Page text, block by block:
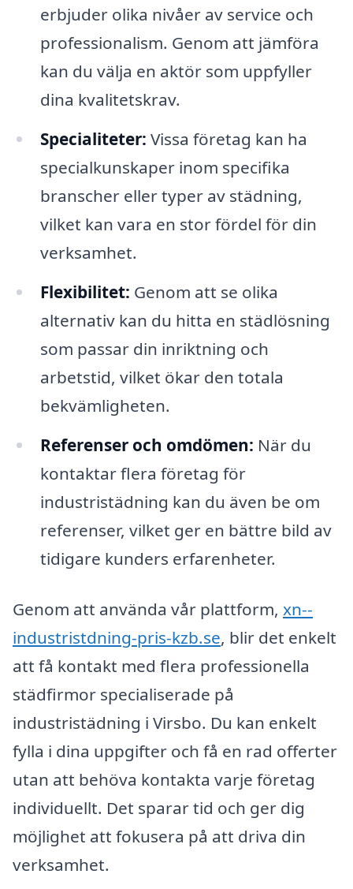
erbjuder olika nivåer av service och
professionalism. Genom att jämföra
kan du välja en aktör som uppfyller
dina kvalitetskrav.
Specialiteter: Vissa företag kan ha
specialkunskaper inom specifika
branscher eller typer av städning,
vilket kan vara en stor fördel för din
verksamhet.
Flexibilitet: Genom att se olika
alternativ kan du hitta en städlösning
som passar din inriktning och
arbetstid, vilket ökar den totala
bekvämligheten.
Referenser och omdömen: När du
kontaktar flera företag för
industristädning kan du även be om
referenser, vilket ger en bättre bild av
tidigare kunders erfarenheter.
Genom att använda vår plattform, xn--
industristdning-pris-kzb.se, blir det enkelt
att få kontakt med flera professionella
städfirmor specialiserade på
industristädning i Virsbo. Du kan enkelt
fylla i dina uppgifter och få en rad offerter
utan att behöva kontakta varje företag
individuellt. Det sparar tid och ger dig
möjlighet att fokusera på att driva din
verksamhet.